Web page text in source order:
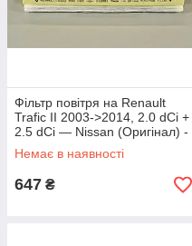
Фільтр повітря на Renault
Trafic II 2003->2014, 2.0 dCi +
2.5 dCi — Nissan (Оригінал) -
16546-00Q0H
Немає в наявності
647 ₴